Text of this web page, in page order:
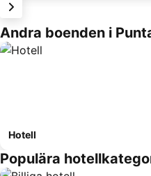
Andra boenden i
Hotell
Populära